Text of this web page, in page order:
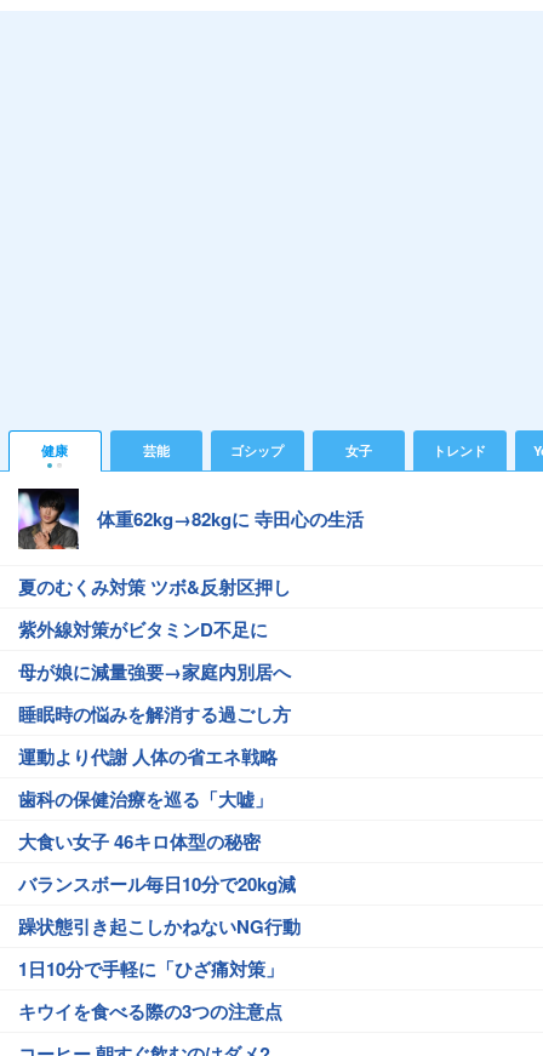
健康 芸能 ゴシップ 女子 トレンド
体重62kg→82kgに 寺田心の生活
夏のむくみ対策 ツボ&反射区押し
紫外線対策がビタミンD不足に
母が娘に減量強要→家庭内別居へ
睡眠時の悩みを解消する過ごし方
運動より代謝 人体の省エネ戦略
歯科の保健治療を巡る「大嘘」
大食い女子 46キロ体型の秘密
バランスボール毎日10分で20kg減
躁状態引き起こしかねないNG行動
1日10分で手軽に「ひざ痛対策」
キウイを食べる際の3つの注意点